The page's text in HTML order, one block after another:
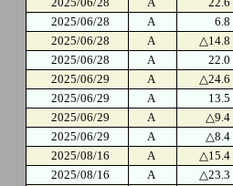
2025/06/28
A 6.8
2025/06/28
A △14.8
2025/06/28
A 22.0
2025/06/29
A △24.6
2025/06/29
A 13.5
2025/06/29
A △9.4
2025/06/29
A △8.4
2025/08/16
A △15.4
2025/08/16
A △23.3